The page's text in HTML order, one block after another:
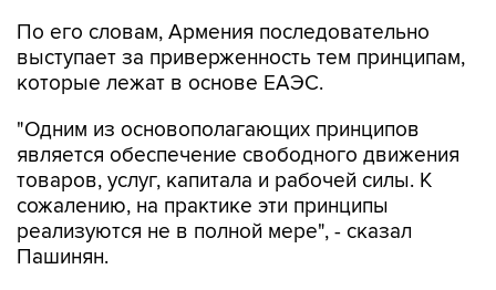
По его словам, Армения последовательно
выступает за приверженность тем принципам,
которые лежат в основе ЕАЭС.
"Одним из основополагающих принципов
является обеспечение свободного движения
товаров, услуг, капитала и рабочей силы. К
сожалению, на практике эти принципы
реализуются не в полной мере", - сказал
Пашинян.